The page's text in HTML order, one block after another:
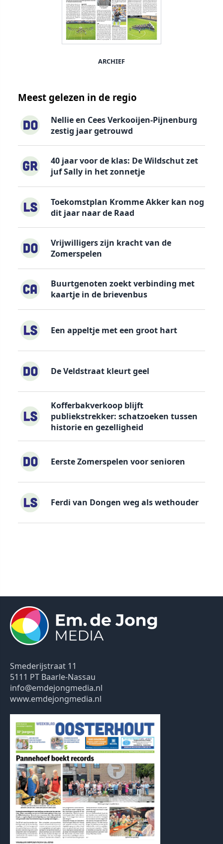
ARCHIEF
Meest gelezen in de regio
Nellie en Cees Verkooijen-Pijnenburg
zestig jaar getrouwd
40 jaar voor de klas: De Wildschut zet
juf Sally in het zonnetje
Toekomstplan Kromme Akker kan nog
dit jaar naar de Raad
Vrijwilligers zijn kracht van de
Zomerspelen
Buurtgenoten zoekt verbinding met
kaartje in de brievenbus
Een appeltje met een groot hart
De Veldstraat kleurt geel
Kofferbakverkoop blijft
publiekstrekker: schatzoeken tussen
historie en gezelligheid
Eerste Zomerspelen voor senioren
Ferdi van Dongen weg als wethouder
Smederijstraat 11
5111 PT Baarle-Nassau
info@emdejongmedia.nl
www.emdejongmedia.nl